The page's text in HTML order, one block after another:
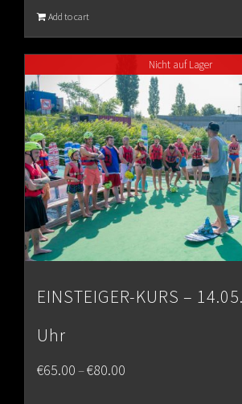
Add to cart
Nicht auf Lager
EINSTEIGER-KURS –
Uhr
€65.00–€80.00